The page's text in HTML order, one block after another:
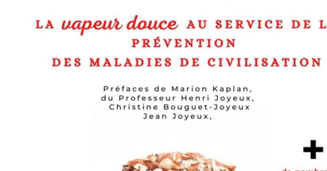
et son fonctionnement et par la découverte des nouveaux
d’une hypersensibilité au gluten, j’ai commencé un long processus
et je vous partage aujourd’hui tout mon « archivage cérébral »
judicieusement pour vous.
sont en perpétuel évolution et l’aventure ne fait que commencer !